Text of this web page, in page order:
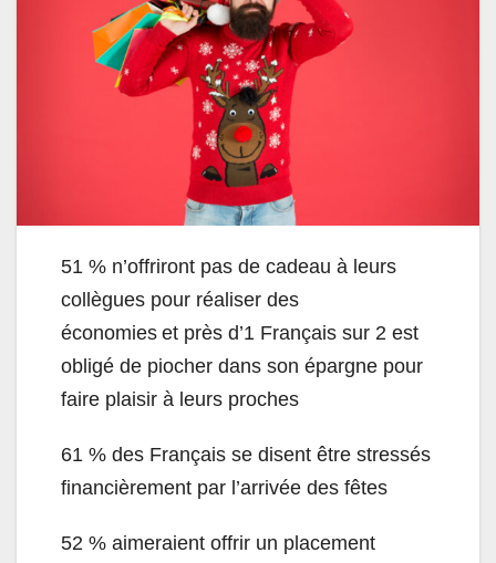
51 % n’offriront pas de cadeau à leurs
collègues pour réaliser des
économies et près d’1 Français sur 2 est
obligé de piocher dans son épargne pour
faire plaisir à leurs proches
61 % des Français se disent être stressés
financièrement par l’arrivée des fêtes
52 % aimeraient offrir un placement